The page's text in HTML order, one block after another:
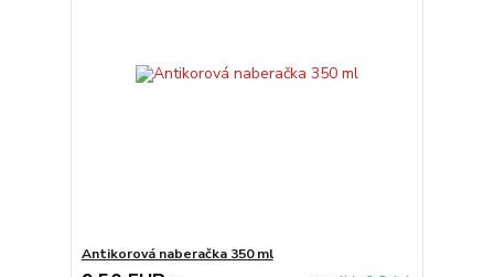
Antikorová naberačka 350 ml